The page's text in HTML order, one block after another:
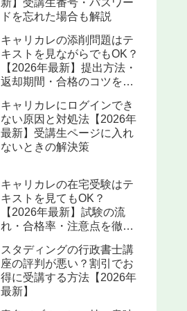
新】受講生番号・パスワー
ドを忘れた場合も解説
キャリカレの添削問題はテ
キストを見ながらでもOK？
【2026年最新】提出方法・
返却期間・合格のコツを解
キャリカレにログインでき
ない原因と対処法【2026年
最新】受講生ページに入れ
ないときの解決策
キャリカレの在宅受験はテ
キストを見てもOK？
【2026年最新】試験の流
れ・合格率・注意点を徹底
スタディングの行政書士講
座の評判が悪い？割引でお
得に受講する方法【2026年
最新】